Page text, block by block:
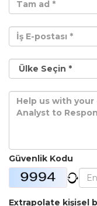
Güvenlik Kodu
Extrapolate kişisel